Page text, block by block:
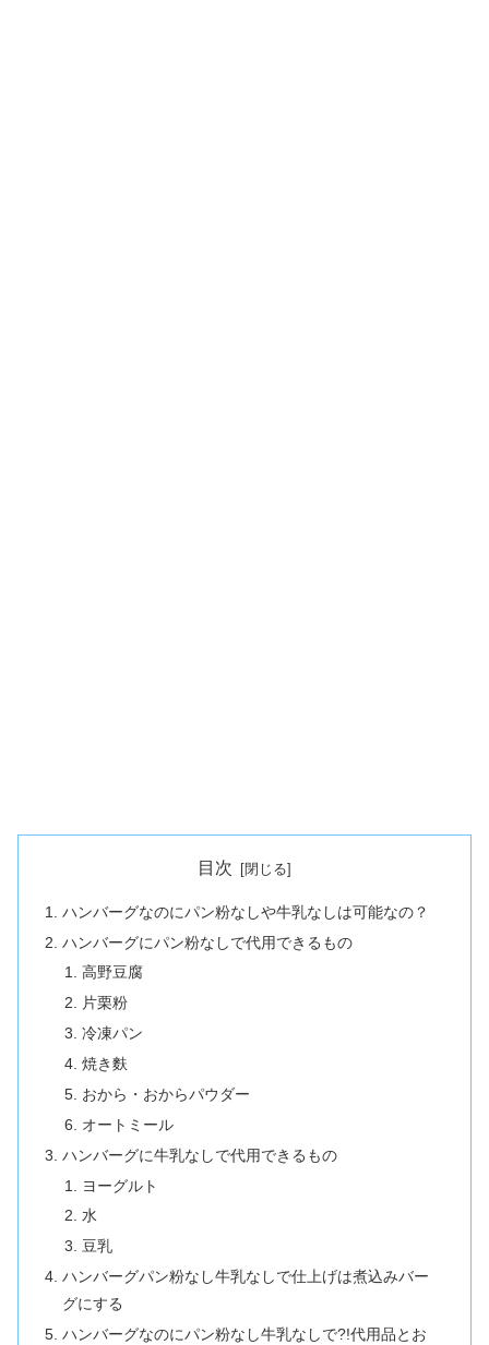
目次
ハンバーグなのにパン粉なしや牛乳なしは可能なの？
ハンバーグにパン粉なしで代用できるもの
高野豆腐
片栗粉
冷凍パン
焼き麩
おから・おからパウダー
オートミール
ハンバーグに牛乳なしで代用できるもの
ヨーグルト
水
豆乳
ハンバーグパン粉なし牛乳なしで仕上げは煮込みバー
グにする
ハンバーグなのにパン粉なし牛乳なしで?!代用品とお